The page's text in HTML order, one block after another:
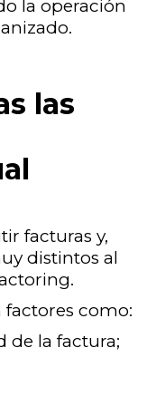
la operación
las
facturas y,
distintos al
factores como:
de la factura;